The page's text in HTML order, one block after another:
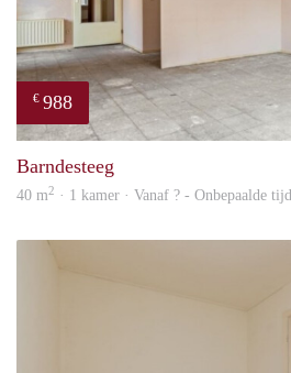
€ 988
Barndesteeg
40 m2 · 1 kamer · Vanaf ? - Onbepaalde tijd